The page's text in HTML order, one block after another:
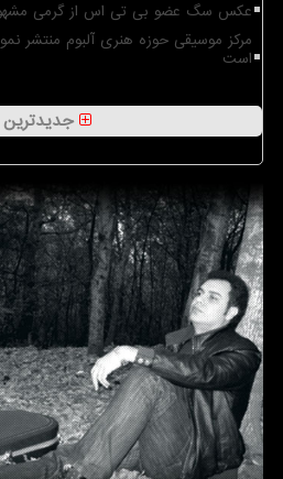
عکس سگ عضو بی تی اس از گرمی
مرکز موسیقی حوزه هنری آلبوم منتشر
است